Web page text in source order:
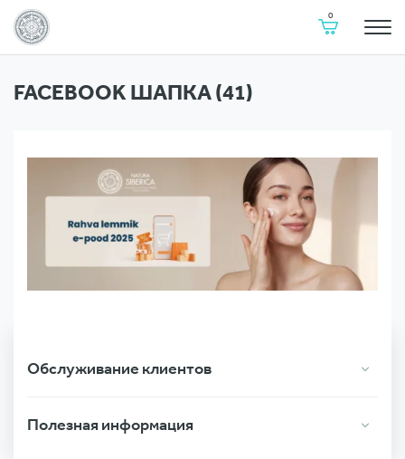
к
содержимому
Natura
Siberica
Estonia
Корзина
0
FACEBOOK ШАПКА (41)
Обслуживание клиентов
Полезная информация